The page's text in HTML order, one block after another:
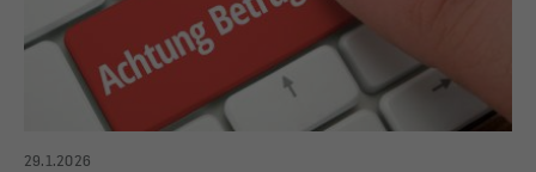
29.1.2026